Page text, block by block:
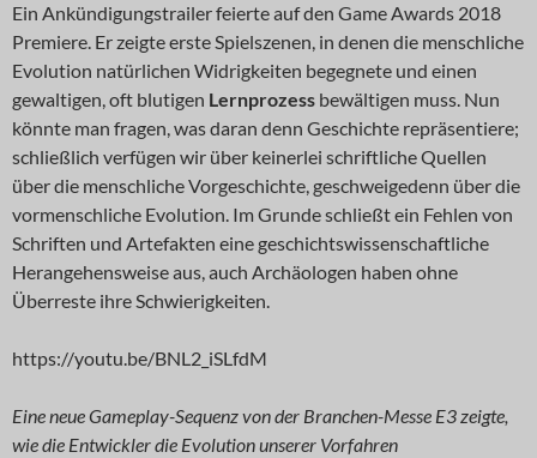
Ein Ankündigungstrailer feierte auf den Game Awards 2018
Premiere. Er zeigte erste Spielszenen, in denen die menschliche
Evolution natürlichen Widrigkeiten begegnete und einen
gewaltigen, oft blutigen Lernprozess bewältigen muss. Nun
könnte man fragen, was daran denn Geschichte repräsentiere;
schließlich verfügen wir über keinerlei schriftliche Quellen
über die menschliche Vorgeschichte, geschweigedenn über die
vormenschliche Evolution. Im Grunde schließt ein Fehlen von
Schriften und Artefakten eine geschichtswissenschaftliche
Herangehensweise aus, auch Archäologen haben ohne
Überreste ihre Schwierigkeiten.
https://youtu.be/BNL2_iSLfdM
Eine neue Gameplay-Sequenz von der Branchen-Messe E3 zeigte,
wie die Entwickler die Evolution unserer Vorfahren